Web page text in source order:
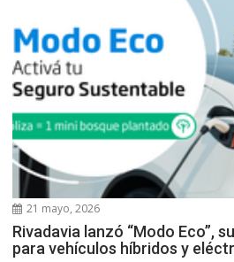
21 mayo, 2026
Rivadavia lanzó “Modo Eco”,
para vehículos híbridos y